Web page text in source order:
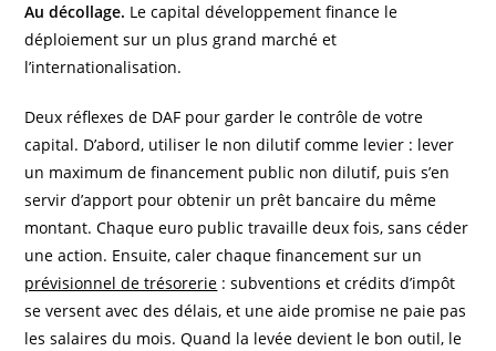
Au décollage. Le capital développement finance le
déploiement sur un plus grand marché et
l’internationalisation.
Deux réflexes de DAF pour garder le contrôle de votre
capital. D’abord, utiliser le non dilutif comme levier : lever
un maximum de financement public non dilutif, puis s’en
servir d’apport pour obtenir un prêt bancaire du même
montant. Chaque euro public travaille deux fois, sans céder
une action. Ensuite, caler chaque financement sur un
prévisionnel de trésorerie : subventions et crédits d’impôt
se versent avec des délais, et une aide promise ne paie pas
les salaires du mois. Quand la levée devient le bon outil, le